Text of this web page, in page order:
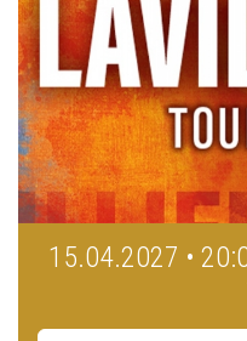
15.04.2027 •